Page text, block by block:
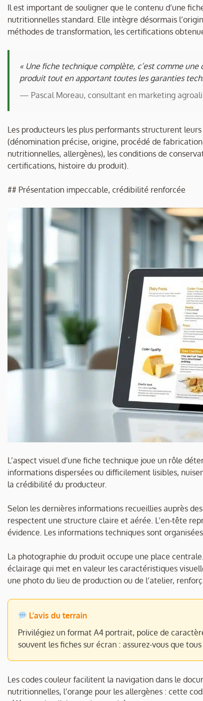
Il est important de souligner que le contenu d’une
nutritionnelles standard. Elle intègre désormais
méthodes de transformation, les certifications
« Une fiche technique complète, c’est comme
produit tout en apportant toutes les garanties
— Pascal Moreau, consultant en marketing
Les producteurs les plus performants structurent
(dénomination précise, origine, procédé de
nutritionnelles, allergènes), les conditions de
certifications, histoire du produit).
## Présentation impeccable, crédibilité renforcée
L’aspect visuel d’une fiche technique joue un rôle
informations dispersées ou difficilement lisibles,
la crédibilité du producteur.
Selon les dernières informations recueillies auprès
respectent une structure claire et aérée. L’en-tête
évidence. Les informations techniques sont
La photographie du produit occupe une place
éclairage qui met en valeur les caractéristiques
une photo du lieu de production ou de l’atelier,
L’avis du terrain
Privilégiez un format A4 portrait, police de
souvent les fiches sur écran : assurez-vous que
Les codes couleur facilitent la navigation dans le
nutritionnelles, l’orange pour les allergènes : cette